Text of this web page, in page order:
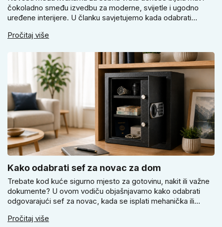
čokoladno smeđu izvedbu za moderne, svijetle i ugodno
uređene interijere. U članku savjetujemo kada odabrati
i kako birati između okrugle i kvadratne rozete prema stilu
Pročitaj više
Kako odabrati sef za novac za dom
Trebate kod kuće sigurno mjesto za gotovinu, nakit ili važne
dokumente? U ovom vodiču objašnjavamo kako odabrati
odgovarajući sef za novac, kada se isplati mehanička ili
za stvarnu sigurnost. Dobit ćete praktične savjete za odabir
Pročitaj više